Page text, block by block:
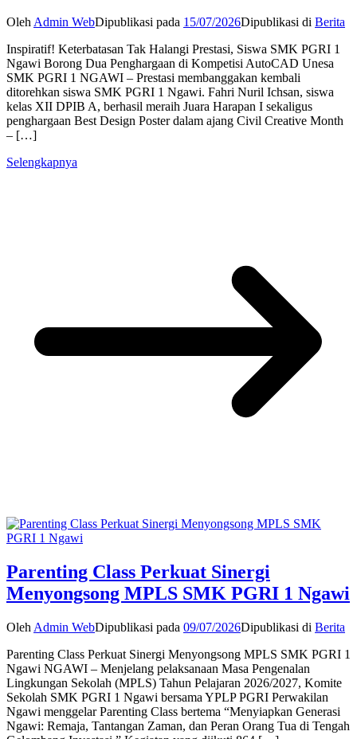
Oleh Admin WebDipublikasi pada 15/07/2026Dipublikasi di Berita
Inspiratif! Keterbatasan Tak Halangi Prestasi, Siswa SMK PGRI 1
Ngawi Borong Dua Penghargaan di Kompetisi AutoCAD Unesa
SMK PGRI 1 NGAWI – Prestasi membanggakan kembali
ditorehkan siswa SMK PGRI 1 Ngawi. Fahri Nuril Ichsan, siswa
kelas XII DPIB A, berhasil meraih Juara Harapan I sekaligus
penghargaan Best Design Poster dalam ajang Civil Creative Month
– […]
Selengkapnya
Parenting Class Perkuat Sinergi
Menyongsong MPLS SMK PGRI 1 Ngawi
Oleh Admin WebDipublikasi pada 09/07/2026Dipublikasi di Berita
Parenting Class Perkuat Sinergi Menyongsong MPLS SMK PGRI 1
Ngawi NGAWI – Menjelang pelaksanaan Masa Pengenalan
Lingkungan Sekolah (MPLS) Tahun Pelajaran 2026/2027, Komite
Sekolah SMK PGRI 1 Ngawi bersama YPLP PGRI Perwakilan
Ngawi menggelar Parenting Class bertema “Menyiapkan Generasi
Ngawi: Remaja, Tantangan Zaman, dan Peran Orang Tua di Tengah